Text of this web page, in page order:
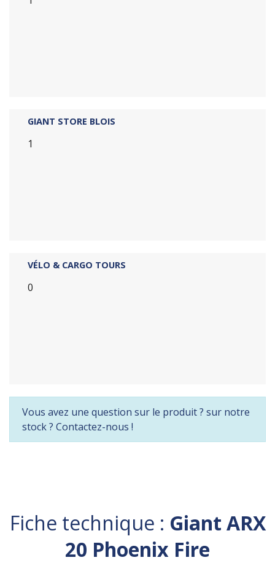
GIANT STORE BLOIS
1
VÉLO & CARGO TOURS
0
Vous avez une question sur le produit ? sur notre
stock ? Contactez-nous !
Fiche technique : Giant ARX
20 Phoenix Fire